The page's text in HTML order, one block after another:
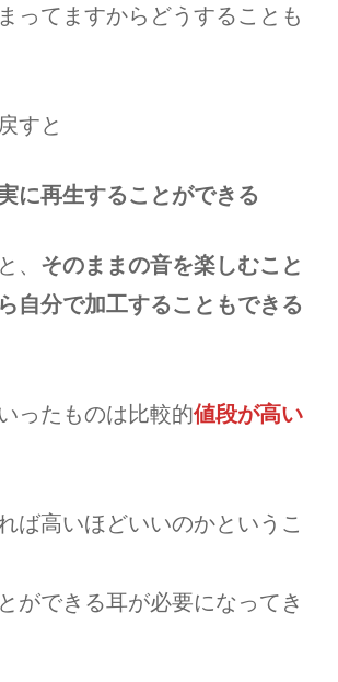
ってますからどうすることも
すと
に再生することができる
、 そのままの音を楽しむこと
自分で加工することもできる
ったものは比較的値段が高い
ば高いほどいいのかというこ
ができる耳が必要になってき